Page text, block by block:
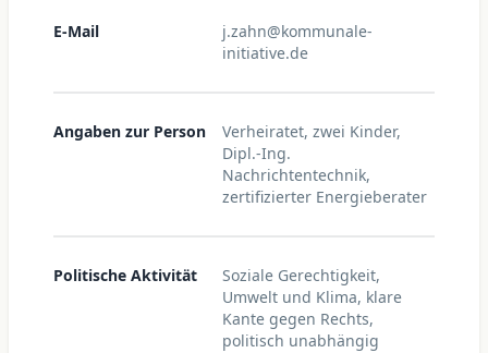
E-Mail
j.zahn@kommunale-
initiative.de
Angaben zur Person
Verheiratet, zwei Kinder,
Dipl.-Ing.
Nachrichtentechnik,
zertifizierter Energieberater
Politische Aktivität
Soziale Gerechtigkeit,
Umwelt und Klima, klare
Kante gegen Rechts,
politisch unabhängig